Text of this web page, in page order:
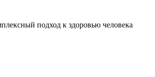
подход к здоровью человека